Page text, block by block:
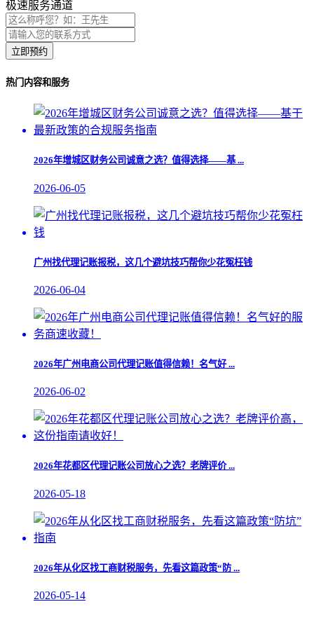
极速服务通道
立即预约
热门内容和服务
2026年增城区财务公司诚意之选？值得选择——基 ...
2026-06-05
广州找代理记账报税，这几个避坑技巧帮你少花冤枉钱
2026-06-04
​2026年广州电商公司代理记账值得信赖！名气好 ...
2026-06-02
​2026年花都区代理记账公司放心之选？老牌评价 ...
2026-05-18
2026年从化区找工商财税服务，先看这篇政策“防 ...
2026-05-14